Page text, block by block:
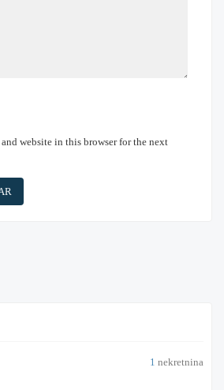
website in this browser for the next
1 nekretnina